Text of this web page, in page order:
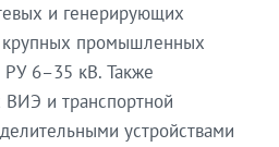
и генерирующих
крупных промышленных
РУ 6–35 кВ. Также
ВИЭ и транспортной
устройствами